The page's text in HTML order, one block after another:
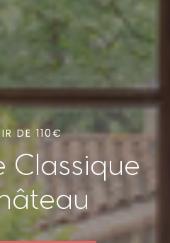
DE 110€
Classique